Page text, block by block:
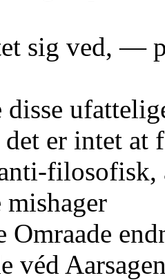
sig ved, —
er intet
Omraade
véd